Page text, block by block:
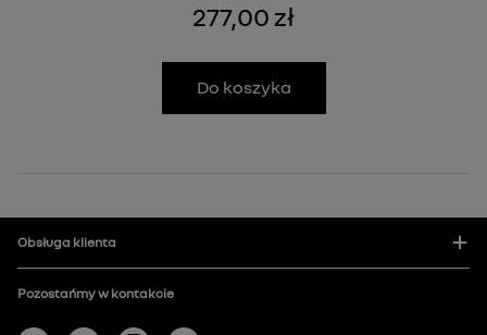
277,00 zł
Do koszyka
Obsługa klienta
Pozostańmy w kontakcie